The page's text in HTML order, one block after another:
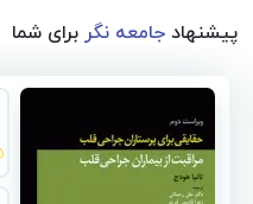
پیشنهادجامعه نگربرای شما